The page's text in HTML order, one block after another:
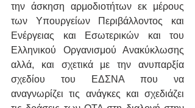
την άσκηση αρμοδιοτήτων εκ μέρους
των Υπουργείων Περιβάλλοντος και
Ενέργειας και Εσωτερικών και του
Ελληνικού Οργανισμού Ανακύκλωσης
αλλά, και σχετικά με την ανυπαρξία
σχεδίου του ΕΔΣΝΑ που να
αναγνωρίζει τις ανάγκες και σχεδιάζει